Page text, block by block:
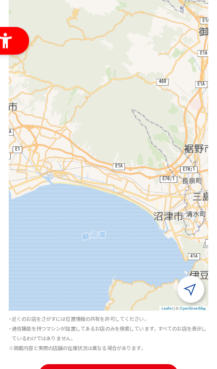
Leaflet |©OpenStreetMap
・近くのお店をさがすには位置情報の共有を許可してください。
・通信機能を持つマシンが設置してあるお店のみを検索しています。すべてのお店を表示し
ているわけではありません。
※掲載内容と実際の店舗の在庫状況は異なる場合があります。